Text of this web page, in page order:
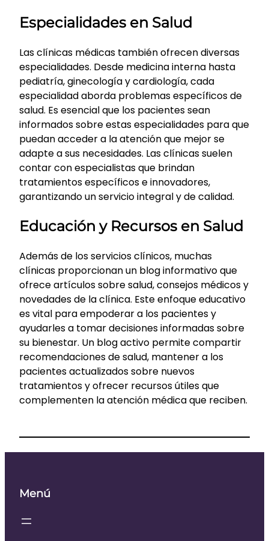
Especialidades en Salud
Las clínicas médicas también ofrecen diversas
especialidades. Desde medicina interna hasta
pediatría, ginecología y cardiología, cada
especialidad aborda problemas específicos de
salud. Es esencial que los pacientes sean
informados sobre estas especialidades para que
puedan acceder a la atención que mejor se
adapte a sus necesidades. Las clínicas suelen
contar con especialistas que brindan
tratamientos específicos e innovadores,
garantizando un servicio integral y de calidad.
Educación y Recursos en Salud
Además de los servicios clínicos, muchas
clínicas proporcionan un blog informativo que
ofrece artículos sobre salud, consejos médicos y
novedades de la clínica. Este enfoque educativo
es vital para empoderar a los pacientes y
ayudarles a tomar decisiones informadas sobre
su bienestar. Un blog activo permite compartir
recomendaciones de salud, mantener a los
pacientes actualizados sobre nuevos
tratamientos y ofrecer recursos útiles que
complementen la atención médica que reciben.
Menú